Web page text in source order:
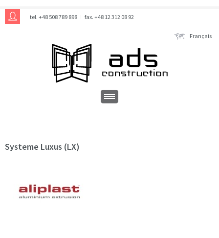
tel. +48 508 789 898 fax. +48 12 312 08 92
Français
Systeme Luxus (LX)